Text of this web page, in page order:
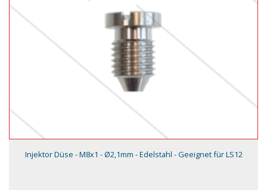
Injektor Düse - M8x1 - Ø2,1mm - Edelstahl - Geeignet für LS12